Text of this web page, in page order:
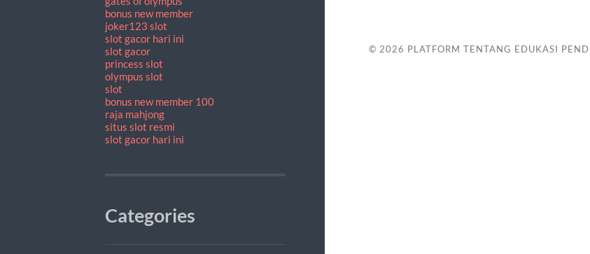
bonus new member
joker123 slot
slot gacor hari ini
slot gacor
princess slot
olympus slot
slot
bonus new member 100
raja mahjong
situs slot resmi
slot gacor hari ini
Categories
© 2026 PLATFORM TENTANG EDUKASI